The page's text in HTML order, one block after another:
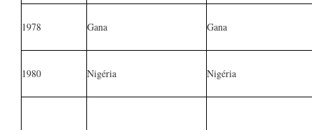
1978 Gana Gana
1980 Nigéria Nigéria